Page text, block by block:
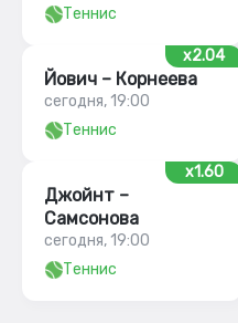
Теннис
x2.04
Йович – Корнеева
сегодня, 19:00
Теннис
x1.60
Джойнт –
Самсонова
сегодня, 19:00
Теннис